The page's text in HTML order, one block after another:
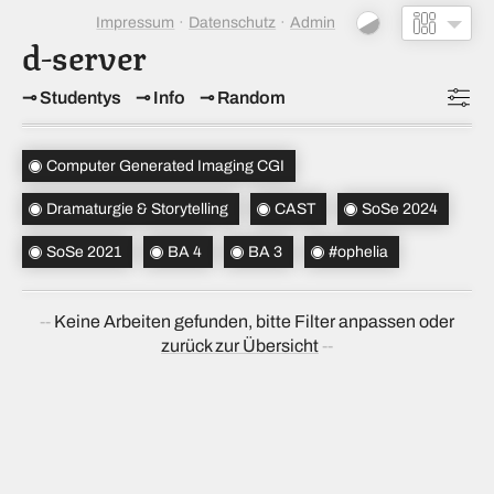
d-server
Studentys Info Random
Impressum Datenschutz Admin
Topics(3)
Studiensemester (2)
Bachelorsemester(2)
Sortierung(↝ zufällig)
Computer Generated Imaging CGI
Dramaturgie & Storytelling CAST SoSe 2024
SoSe 2021 BA 4 BA 3 #ophelia
Keine Arbeiten gefunden, bitte Filter anpassen oder
zurück zur Übersicht